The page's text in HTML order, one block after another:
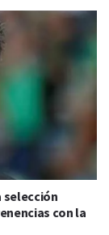
selección
con la